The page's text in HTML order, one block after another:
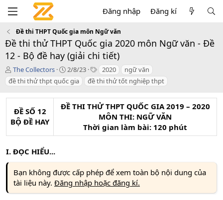
Đăng nhập Đăng kí
Đề thi THPT Quốc gia môn Ngữ văn
Đề thi thử THPT Quốc gia 2020 môn Ngữ văn - Đề
12 - Bộ đề hay (giải chi tiết)
T
á
c
ả
The Collectors
C
r
e
t
2/8/23
T
a
g
2020
ngữ văn
đề thi thử thpt quốc gia
đề thi thử tốt nghiệp thpt
ĐỀ SỐ 12
BỘ ĐỀ HAY
ĐỀ THI THỬ THPT QUỐC GIA 2019 – 2020
MÔN THI: NGỮ VĂN
Thời gian làm bài: 120 phút
I. ĐỌC HIỂU...
Bạn không được cấp phép để xem toàn bộ nội dung của
tài liệu này. Đăng nhập hoặc đăng kí.